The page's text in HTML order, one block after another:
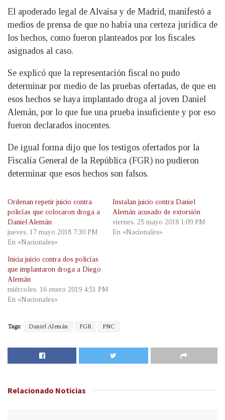
El apoderado legal de Alvaisa y de Madrid, manifestó a
medios de prensa de que no había una certeza jurídica de
los hechos, como fueron planteados por los fiscales
asignados al caso.
Se explicó que la representación fiscal no pudo
determinar por medio de las pruebas ofertadas, de que en
esos hechos se haya implantado droga al joven Daniel
Alemán, por lo que fue una prueba insuficiente y por eso
fueron declarados inocentes.
De igual forma dijo que los testigos ofertados por la
Fiscalía General de la República (FGR) no pudieron
determinar que esos hechos son falsos.
Ordenan repetir juicio contra
policías que colocaron droga a
Daniel Alemán
jueves, 17 mayo 2018 7:30 PM
En «Nacionales»
Instalan juicio contra Daniel
Alemán acusado de extorsión
viernes, 25 mayo 2018 1:09 PM
En «Nacionales»
Inicia juicio contra dos policías
que implantaron droga a Diego
Alemán
miércoles, 16 enero 2019 4:51 PM
En «Nacionales»
Tags: Daniel Alemán FGR PNC
Relacionado Noticias